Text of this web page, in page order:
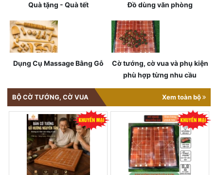
Quà tặng - Quà tết Đồ dùng văn phòng
Dụng Cụ Massage Bằng Gỗ
Cờ tướng, cờ vua và phụ kiện
phù hợp từng nhu cầu
BỘ CỜ TƯỚNG, CỜ VUA Xem toàn bộ